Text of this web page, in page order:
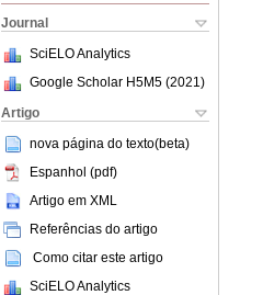
Journal
SciELO Analytics
Google Scholar H5M5 (2021 )
Artigo
nova página do texto(beta)
Espanhol (pdf)
Artigo em XML
Referências do artigo
Como citar este artigo
SciELO Analytics